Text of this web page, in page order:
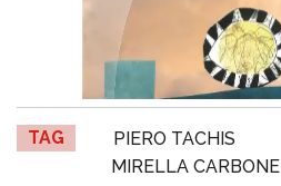
TAG PIERO TACHIS
MIRELLA CARBONE